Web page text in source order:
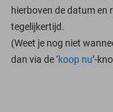
hierboven de datum en
tegelijkertijd.
(Weet je nog niet
dan via de ‘koop nu’-